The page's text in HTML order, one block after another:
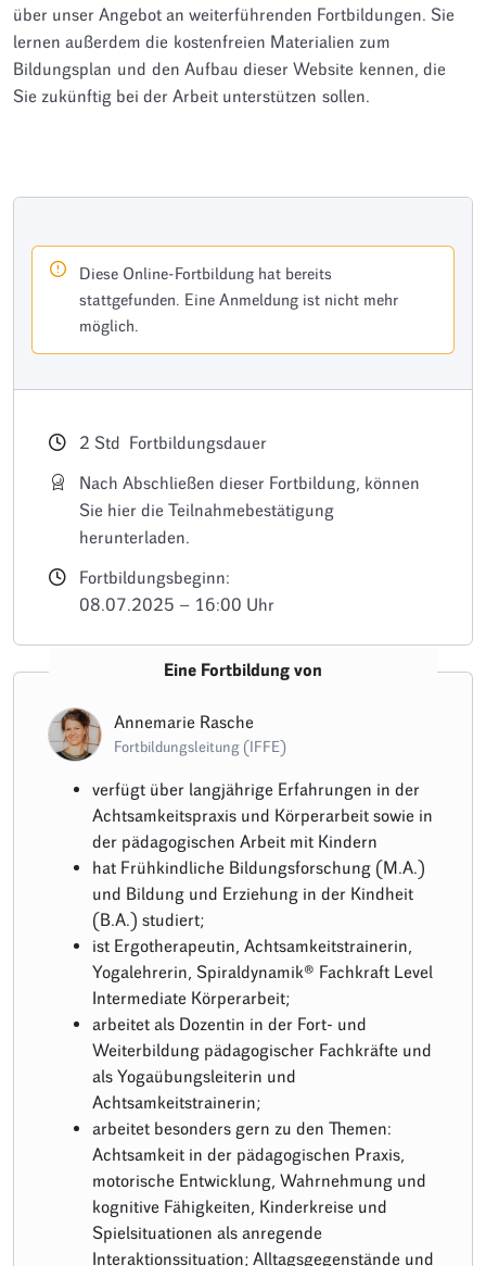
über unser Angebot an weiterführenden Fortbildungen. Sie
lernen außerdem die kostenfreien Materialien zum
Bildungsplan und den Aufbau dieser Website kennen, die
Sie zukünftig bei der Arbeit unterstützen sollen.
Diese Online-Fortbildung hat bereits
stattgefunden. Eine Anmeldung ist nicht mehr
möglich.
2 Std Fortbildungsdauer
Nach Abschließen dieser Fortbildung, können
Sie hier die Teilnahmebestätigung
herunterladen.
Fortbildungsbeginn:
08.07.2025 – 16:00 Uhr
Eine Fortbildung von
Annemarie Rasche
Fortbildungsleitung (IFFE)
verfügt über langjährige Erfahrungen in der
Achtsamkeitspraxis und Körperarbeit sowie in
der pädagogischen Arbeit mit Kindern
hat Frühkindliche Bildungsforschung (M.A.)
und Bildung und Erziehung in der Kindheit
(B.A.) studiert;
ist Ergotherapeutin, Achtsamkeitstrainerin,
Yogalehrerin, Spiraldynamik® Fachkraft Level
Intermediate Körperarbeit;
arbeitet als Dozentin in der Fort- und
Weiterbildung pädagogischer Fachkräfte und
als Yogaübungsleiterin und
Achtsamkeitstrainerin;
arbeitet besonders gern zu den Themen:
Achtsamkeit in der pädagogischen Praxis,
motorische Entwicklung, Wahrnehmung und
kognitive Fähigkeiten, Kinderkreise und
Spielsituationen als anregende
Interaktionssituation; Alltagsgegenstände und